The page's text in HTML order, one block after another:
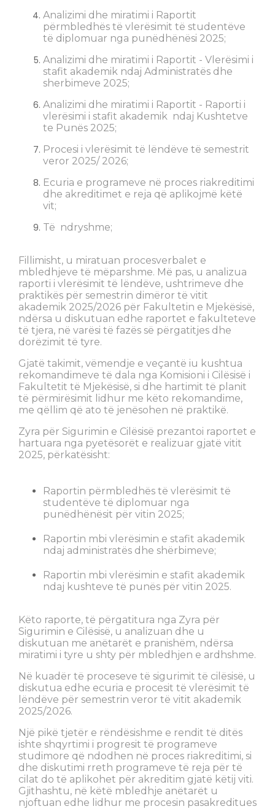
Analizimi dhe miratimi i Raportit
përmbledhës të vlerësimit të studentëve
të diplomuar nga punëdhënësi 2025;
Analizimi dhe miratimi i Raportit - Vlerësimi i
stafit akademik ndaj Administratës dhe
sherbimeve 2025;
Analizimi dhe miratimi i Raportit - Raporti i
vlerësimi i stafit akademik ndaj Kushtetve
te Punës 2025;
Procesi i vlerësimit të lëndëve të semestrit
veror 2025/ 2026;
Ecuria e programeve në proces riakreditimi
dhe akreditimet e reja që aplikojmë këtë
vit;
Të ndryshme;
Fillimisht, u miratuan procesverbalet e
mbledhjeve të mëparshme. Më pas, u analizua
raporti i vlerësimit të lëndëve, ushtrimeve dhe
praktikës për semestrin dimëror të vitit
akademik 2025/2026 për Fakultetin e Mjekësisë,
ndërsa u diskutuan edhe raportet e fakulteteve
të tjera, në varësi të fazës së përgatitjes dhe
dorëzimit të tyre.
Gjatë takimit, vëmendje e veçantë iu kushtua
rekomandimeve të dala nga Komisioni i Cilësisë i
Fakultetit të Mjekësisë, si dhe hartimit të planit
të përmirësimit lidhur me këto rekomandime,
me qëllim që ato të jenësohen në praktikë.
Zyra për Sigurimin e Cilësisë prezantoi raportet e
hartuara nga pyetësorët e realizuar gjatë vitit
2025, përkatësisht:
Raportin përmbledhës të vlerësimit të
studentëve të diplomuar nga
punëdhënësit për vitin 2025;
Raportin mbi vlerësimin e stafit akademik
ndaj administratës dhe shërbimeve;
Raportin mbi vlerësimin e stafit akademik
ndaj kushteve të punës për vitin 2025.
Këto raporte, të përgatitura nga Zyra për
Sigurimin e Cilësisë, u analizuan dhe u
diskutuan me anëtarët e pranishëm, ndërsa
miratimi i tyre u shty për mbledhjen e ardhshme.
Në kuadër të proceseve të sigurimit të cilësisë, u
diskutua edhe ecuria e procesit të vlerësimit të
lëndëve për semestrin veror të vitit akademik
2025/2026.
Një pikë tjetër e rëndësishme e rendit të ditës
ishte shqyrtimi i progresit të programeve
studimore që ndodhen në proces riakreditimi, si
dhe diskutimi rreth programeve të reja për të
cilat do të aplikohet për akreditim gjatë këtij viti.
Gjithashtu, në këtë mbledhje anëtarët u
njoftuan edhe lidhur me procesin pasakreditues